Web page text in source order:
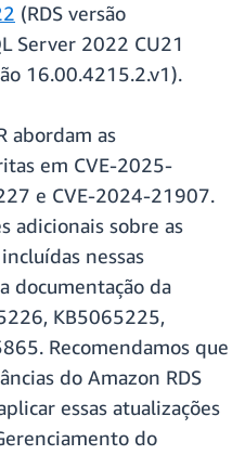
(RDS versão
Server 2022 CU21
16.00.4215.2.v1).
abordam as
em CVE-2025-
e CVE-2024-21907.
adicionais sobre as
nessas
documentação da
KB5065225,
Recomendamos que
do Amazon RDS
essas atualizações
do